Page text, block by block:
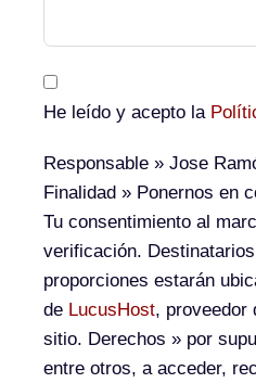
He leído y acepto la
Responsable » Jose
Finalidad » Ponernos en
Tu consentimiento al
verificación. Destinatarios
proporciones estarán
de LucusHost, proveedor
sitio. Derechos » por
entre otros, a acceder,